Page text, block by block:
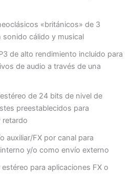
«británicos» de 3
sonido cálido y musical
de alto rendimiento incluido para
de audio a través de una
de 24 bits de nivel de
preestablecidos para
retardo
auxiliar/FX por canal para
y/o como envío externo
estéreo para aplicaciones FX o